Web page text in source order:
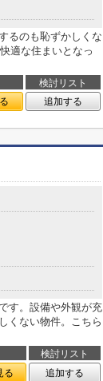
るのも恥ずかしくな
適な住まいとなっ
検討リスト
追加する
す。設備や外観が充
くない物件。こちら
検討リスト
る 追加する